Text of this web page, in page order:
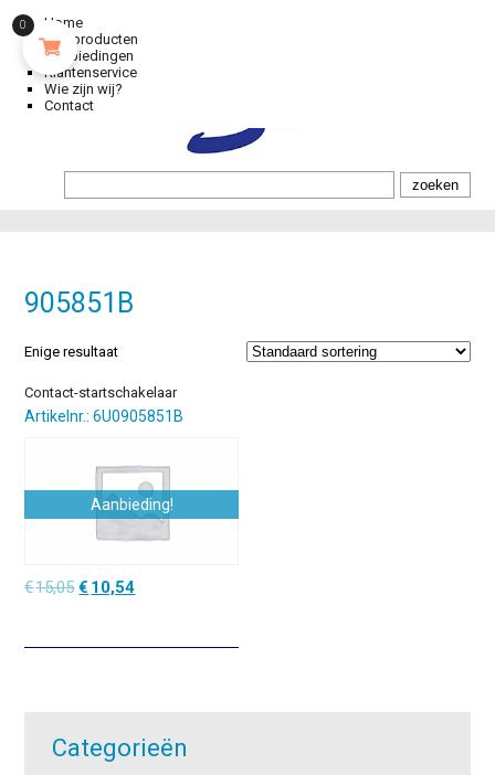
Home
Alle producten
Aanbiedingen
Klantenservice
Wie zijn wij?
Contact
905851B
Enige resultaat
Contact-startschakelaar
Artikelnr.: 6U0905851B
Aanbieding!
€15,05Oorspronkelijke
€15,05.
€ 10,54Huidige
€10,54.
Categorieën
0